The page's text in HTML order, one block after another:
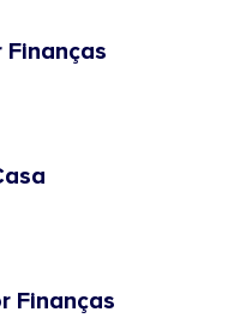
Finanças
Finanças